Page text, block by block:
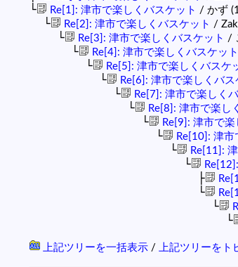
└ Re[1]: 津市で楽しくバスケット / かず
└ Re[2]: 津市で楽しくバスケット /
└ Re[3]: 津市で楽しくバスケット /
└ Re[4]: 津市で楽しくバスケット
└ Re[5]: 津市で楽しくバスケ
└ Re[6]: 津市で楽しくバス
└ Re[7]: 津市で楽しく
└ Re[8]: 津市で楽し
└ Re[9]: 津市で
└ Re[10]: 津市
└ Re[11]:
└
├
└
└
└
上記ツリーを一括表示/ 上記ツリーをト